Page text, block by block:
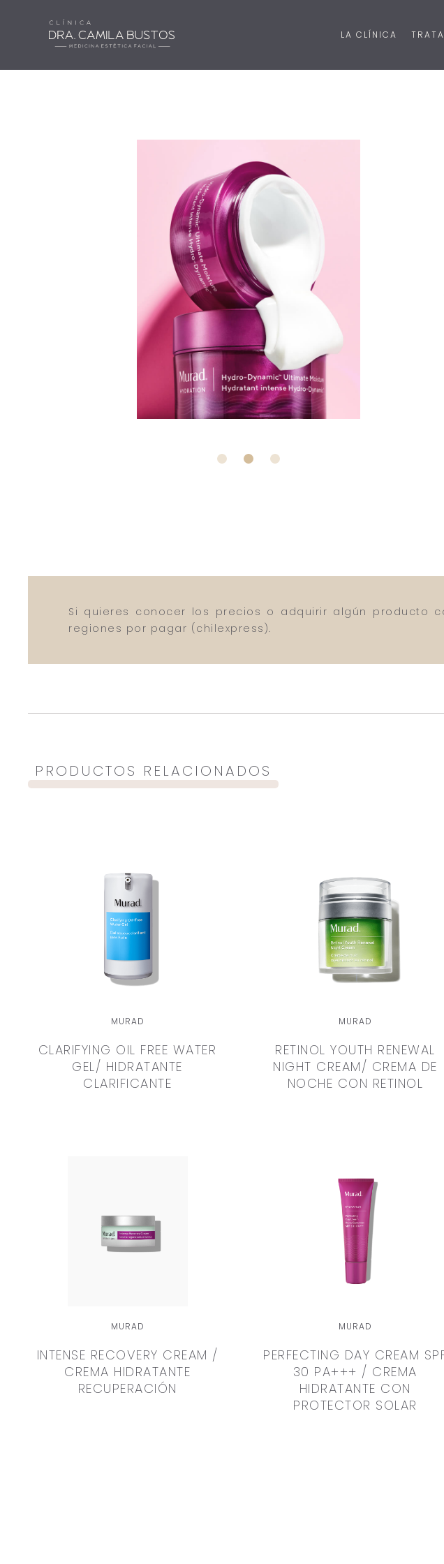
LA CLÍNICA
Si quieres conocer los precios o adquirir algún producto
regiones por pagar (chilexpress).
PRODUCTOS RELACIONADOS
MURAD
CLARIFYING OIL FREE WATER
GEL/ HIDRATANTE
CLARIFICANTE
MURAD
RETINOL YOUTH RENEWAL
NIGHT CREAM/ CREMA DE
NOCHE CON RETINOL
MURAD
INTENSE RECOVERY CREAM /
CREMA HIDRATANTE
RECUPERACIÓN
MURAD
PERFECTING DAY CREAM
30 PA+++ / CREMA
HIDRATANTE CON
PROTECTOR SOLAR